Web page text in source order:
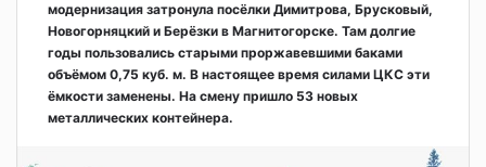
модернизация затронула посёлки Димитрова, Брусковый,
Новогорняцкий и Берёзки в Магнитогорске. Там долгие
годы пользовались старыми проржавевшими баками
объёмом 0,75 куб. м. В настоящее время силами ЦКС эти
ёмкости заменены. На смену пришло 53 новых
металлических контейнера.